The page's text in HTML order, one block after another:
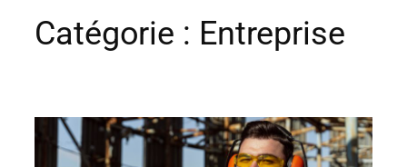
Catégorie : Entreprise